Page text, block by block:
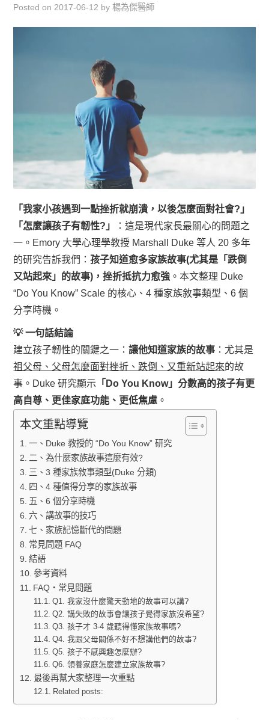
我思故我在
Posted on 2017-06-12 by楊為傑醫師
「我家小孩遇到一點挫折就崩潰，以後怎麼面對社會?」
「怎麼讓孩子有韌性?」
：這是現代家長最關心的問題之
一。Emory 大學心理學教授 Marshall Duke 等人 20 多年
的研究告訴我們：孩子知道愈多家族故事(尤其是「跌倒
又站起來」的故事)，挫折抵抗力愈強 。本文整理 Duke
“Do You Know” Scale 的核心、4 種家族敘事類型、6 個
分享時機。
💡 一句話結論
建立孩子韌性的關鍵之一：讓他知道家族的故事 ：尤其是
祖父母、父母怎麼面對挫折、跌倒、又重新站起來的故
事。Duke 研究顯示 「Do You Know」分數高的孩子有更
高自尊、更佳家庭功能、更低焦慮 。
本文重點導覽
一、Duke 教授的 “Do You Know” 研究
二、為什麼家族故事這麼有效?
三、3 種家族敘事類型(Duke 分類)
四、4 種值得分享的家族故事
五、6 個分享時機
六、講故事的技巧
七、家族記憶斷代的問題
常見問題 FAQ
結語
參考資料
FAQ・常見問題
Q1. 我家沒什麼驚天動地的故事可以講?
Q2. 講失敗的故事會讓孩子覺得家族沒希望?
Q3. 孩子才 3-4 歲聽得懂家族故事嗎?
Q4. 我跟父母關係不好不想講他們的故事?
Q5. 孩子不感興趣怎麼辦?
Q6. 領養家庭怎麼建立家族故事?
最後再幫大家整理一次重點
Related posts: